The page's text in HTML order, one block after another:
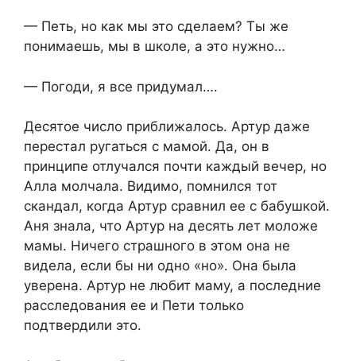
— Петь, но как мы это сделаем? Ты же
понимаешь, мы в школе, а это нужно…
— Погоди, я все придумал….
Десятое число приближалось. Артур даже
перестал ругаться с мамой. Да, он в
принципе отлучался почти каждый вечер, но
Алла молчала. Видимо, помнился тот
скандал, когда Артур сравнил ее с бабушкой.
Аня знала, что Артур на десять лет моложе
мамы. Ничего страшного в этом она не
видела, если бы ни одно «но». Она была
уверена. Артур не любит маму, а последние
расследования ее и Пети только
подтвердили это.